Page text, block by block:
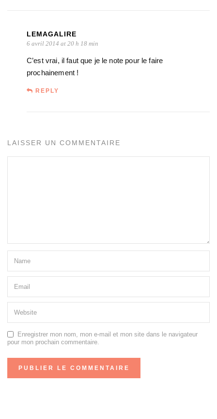
LEMAGALIRE
6 avril 2014 at 20 h 18 min
C’est vrai, il faut que je le note pour le faire
prochainement !
REPLY
LAISSER UN COMMENTAIRE
Enregistrer mon nom, mon e-mail et mon site dans le navigateur
pour mon prochain commentaire.